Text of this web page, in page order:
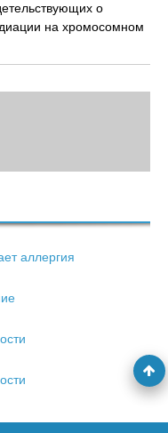
о
на хромосомном
аллергия